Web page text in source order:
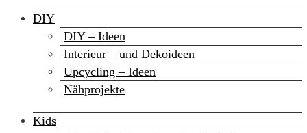
DIY
DIY – Ideen
Interieur – und Dekoideen
Upcycling – Ideen
Nähprojekte
Kids